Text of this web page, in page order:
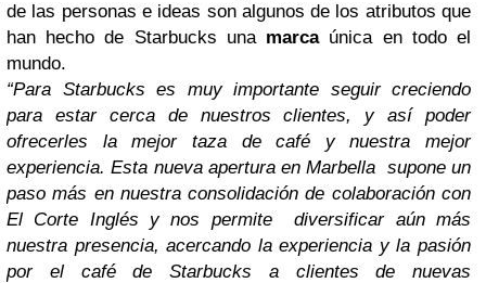
de las personas e ideas son algunos de los atributos que
han hecho de Starbucks una marcaúnica en todo el
mundo.
“Para Starbucks es muy importante seguir creciendo
para estar cerca de nuestros clientes, y así poder
ofrecerles la mejor taza de café y nuestra mejor
experiencia. Esta nueva apertura en Marbella supone un
paso más en nuestra consolidación de colaboración con
El Corte Inglés y nos permite
diversificar aún más
nuestra presencia, acercando la experiencia y la pasión
por el café de Starbucks a clientes de nuevas